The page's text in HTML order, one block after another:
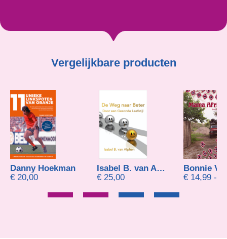
Vergelijkbare producten
Hoekman
Isabel B. van Alphen
25,00
Bonnie Vooijs
14,99 - €22,95